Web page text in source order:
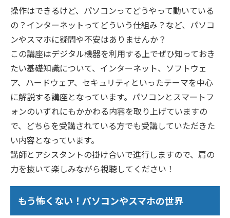
操作はできるけど、パソコンってどうやって動いている
の？インターネットってどういう仕組み？など、パソコ
ンやスマホに疑問や不安はありませんか？
この講座はデジタル機器を利用する上でぜひ知っておき
たい基礎知識について、インターネット、ソフトウェ
ア、ハードウェア、セキュリティといったテーマを中心
に解説する講座となっています。パソコンとスマートフ
ォンのいずれにもかかわる内容を取り上げていますの
で、どちらを受講されている方でも受講していただきた
い内容となっています。
講師とアシスタントの掛け合いで進行しますので、肩の
力を抜いて楽しみながら視聴してください！
もう怖くない！パソコンやスマホの世界